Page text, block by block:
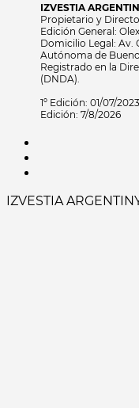
IZVESTIA
Propietario y
Edición General:
Domicilio Legal: Av.
Autónoma de
Registrado en la
(DNDA).
1º Edición: 01/07/2023
Edición: 7/8/2026
IZVESTIA